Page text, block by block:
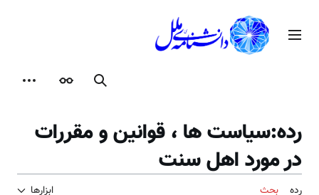
محتوامنوی اصلی
جستجوظاهر
رده:سیاست ها ، قوانین و مقررات
در مورد اهل سنت
رده بحث
ابزارها